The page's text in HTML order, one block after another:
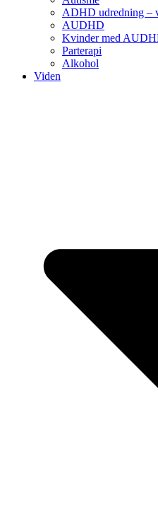
ADHD udredning –
AUDHD
Kvinder med
Parterapi
Alkohol
Viden